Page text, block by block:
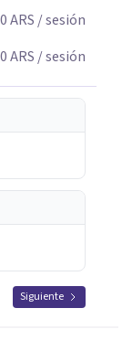
ARS / sesión
ARS / sesión
Siguiente